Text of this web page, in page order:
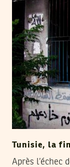
Tunisie, la
Après l’échec